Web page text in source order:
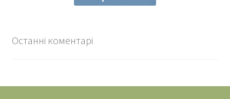
Останні коментарі